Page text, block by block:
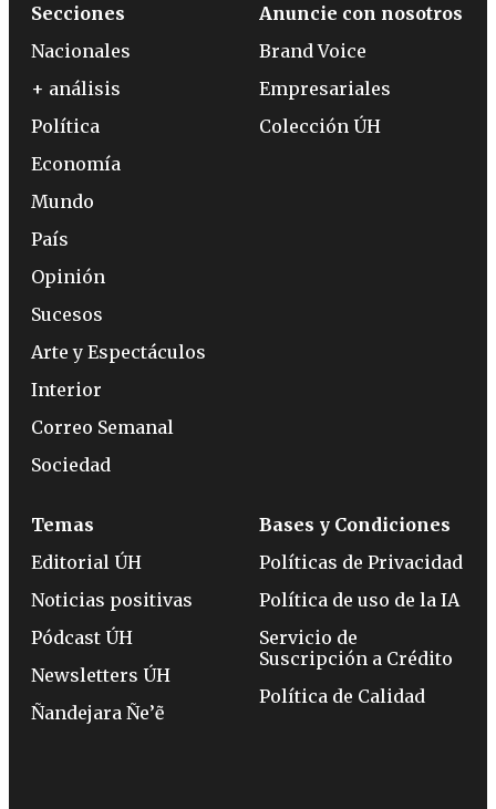
Secciones
Nacionales
+ análisis
Política
Economía
Mundo
País
Opinión
Sucesos
Arte y Espectáculos
Interior
Correo Semanal
Sociedad
Anuncie con nosotros
Brand Voice
Empresariales
Colección ÚH
Temas
Editorial ÚH
Noticias positivas
Pódcast ÚH
Newsletters ÚH
Ñandejara Ñe’ẽ
Bases y Condiciones
Políticas de Privacidad
Política de uso de la IA
Servicio de
Suscripción a Crédito
Política de Calidad